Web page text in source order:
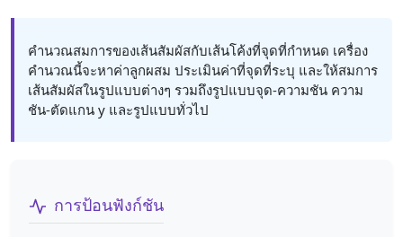
คำนวณสมการของเส้นสัมผัสกับเส้นโค้งที่จุดที่กำหนด เครื่อง
คำนวณนี้จะหาค่าลูกผสม ประเมินค่าที่จุดที่ระบุ และให้สมการ
เส้นสัมผัสในรูปแบบต่างๆ รวมถึงรูปแบบจุด-ความชัน ความ
ชัน-ตัดแกน y และรูปแบบทั่วไป
การป้อนฟังก์ชัน